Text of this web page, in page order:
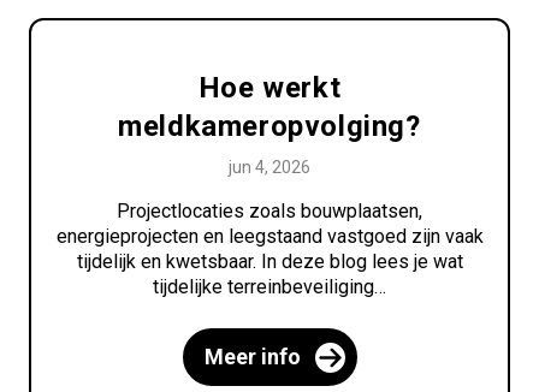
Hoe werkt
meldkameropvolging?
jun 4, 2026
Projectlocaties zoals bouwplaatsen,
energieprojecten en leegstaand vastgoed zijn vaak
tijdelijk en kwetsbaar. In deze blog lees je wat
tijdelijke terreinbeveiliging…
Meer info